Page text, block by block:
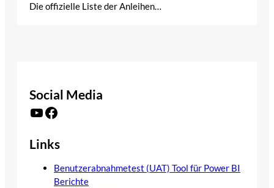
Die offizielle Liste der Anleihen…
Social Media
YouTube Facebook
Links
Benutzerabnahmetest (UAT) Tool für Power BI
Berichte